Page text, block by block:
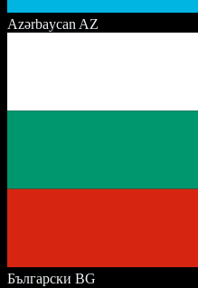
Azərbaycan AZ
Български BG